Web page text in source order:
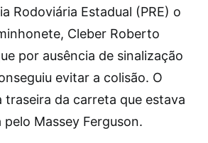
Rodoviária Estadual (PRE) o
Cleber Roberto
por ausência de sinalização
evitar a colisão. O
traseira da carreta que estava
Massey Ferguson.